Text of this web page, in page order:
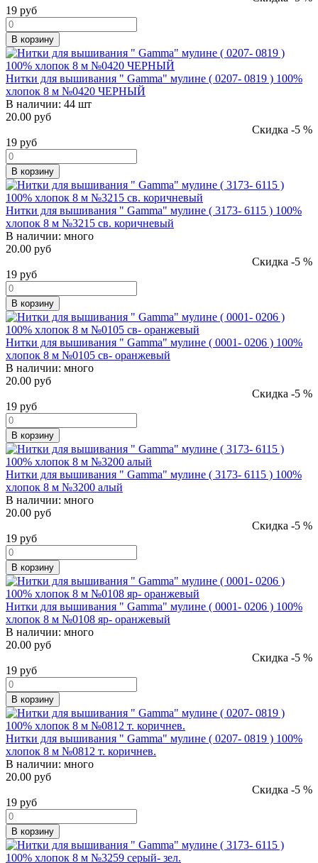
19 руб
В корзину
Нитки для вышивания " Gamma" мулине ( 0207- 0819 ) 100%
хлопок 8 м №0420 ЧЕРНЫЙ
В наличии: 44 шт
20.00 руб
Скидка -5 %
19 руб
В корзину
Нитки для вышивания " Gamma" мулине ( 3173- 6115 ) 100%
хлопок 8 м №3215 св. коричневый
В наличии: много
20.00 руб
Скидка -5 %
19 руб
В корзину
Нитки для вышивания " Gamma" мулине ( 0001- 0206 ) 100%
хлопок 8 м №0105 св- оранжевый
В наличии: много
20.00 руб
Скидка -5 %
19 руб
В корзину
Нитки для вышивания " Gamma" мулине ( 3173- 6115 ) 100%
хлопок 8 м №3200 алый
В наличии: много
20.00 руб
Скидка -5 %
19 руб
В корзину
Нитки для вышивания " Gamma" мулине ( 0001- 0206 ) 100%
хлопок 8 м №0108 яр- оранжевый
В наличии: много
20.00 руб
Скидка -5 %
19 руб
В корзину
Нитки для вышивания " Gamma" мулине ( 0207- 0819 ) 100%
хлопок 8 м №0812 т. коричнев.
В наличии: много
20.00 руб
Скидка -5 %
19 руб
В корзину